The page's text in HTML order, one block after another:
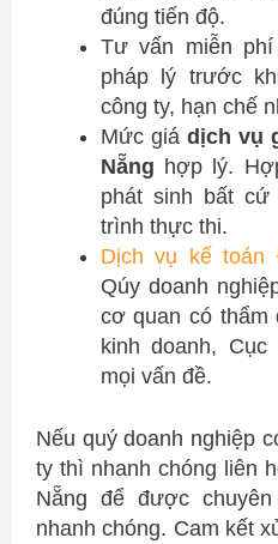
đúng tiến độ.
Tư vấn miễn
pháp lý trước
công ty, hạn chế
Mức giádịch vụ
Nẵng hợp lý.
phát sinh bất
trình thực thi.
Dịch vụ kế
Qúy doanh
cơ quan có thẩm
kinh doanh,
mọi vấn đề.
Nếu quý doanh nghiệp
ty thì nhanh chóng liên
Nẵng để được
nhanh chóng. Cam kết